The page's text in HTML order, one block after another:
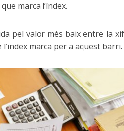
marca l’índex.
pel valor més baix entre la
marca per a aquest barri.